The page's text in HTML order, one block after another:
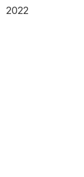
2022